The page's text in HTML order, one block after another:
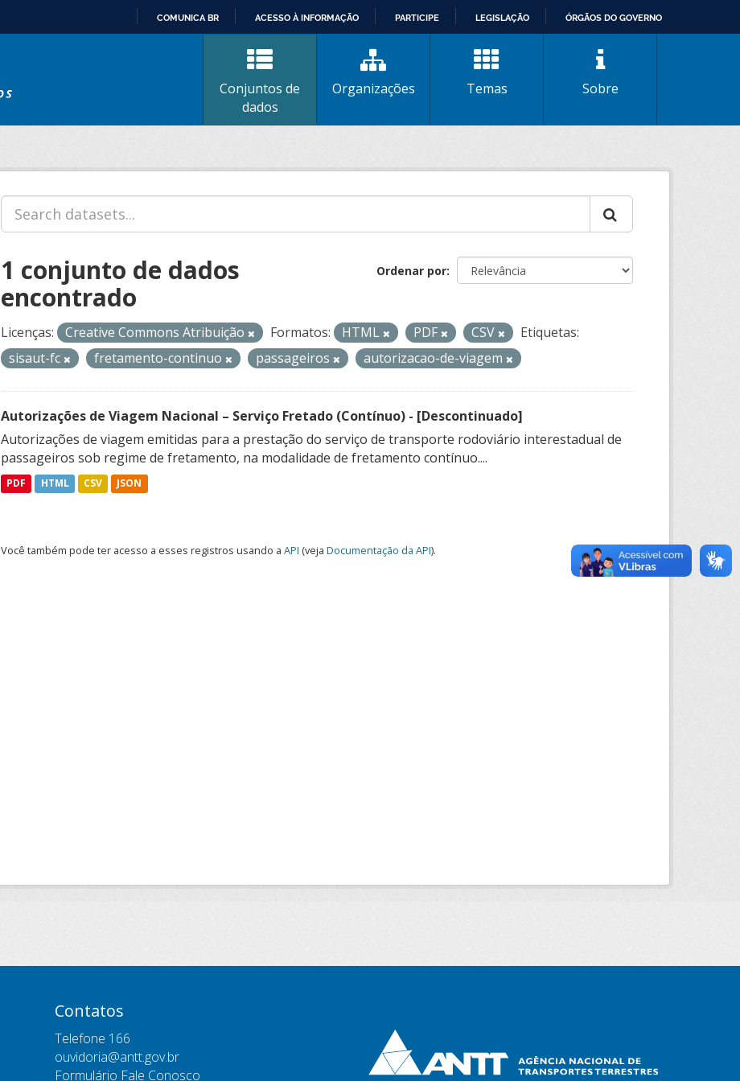
CONTEÚDO
COMUNICA BR ACESSO À INFORMAÇÃO PARTICIPE LEGISLAÇÃO ÓRGÃOS DO GOVERNO
Conjuntos de
dados
Organizações Temas Sobre
Ordenar por
1 conjunto de dados
encontrado
Licenças: Creative Commons Atribuição Formatos: HTML PDF CSV
Etiquetas:
sisaut-fc
fretamento-continuo passageiros autorizacao-de-viagem
Autorizações de Viagem Nacional – Serviço Fretado (Contínuo) - [Descontinuado]
Autorizações de viagem emitidas para a prestação do serviço de transporte rodoviário interestadual de
passageiros sob regime de fretamento, na modalidade de fretamento contínuo....
PDF HTML CSV JSON
Você também pode ter acesso a esses registros usando a API (veja Documentação da API).
Contatos
Telefone 166
ouvidoria@antt.gov.br
Formulário Fale Conosco